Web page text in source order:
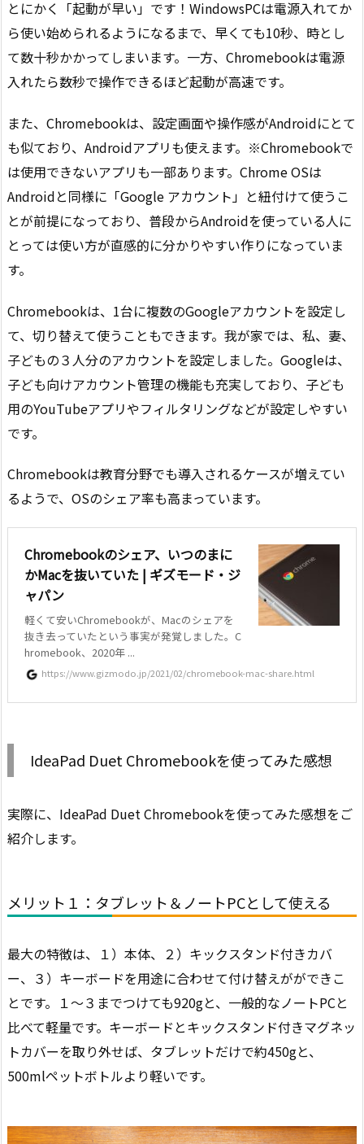
とにかく「起動が早い」です！WindowsPCは電源入れてか
ら使い始められるようになるまで、早くても10秒、時とし
て数十秒かかってしまいます。一方、Chromebookは電源
入れたら数秒で操作できるほど起動が高速です。
また、Chromebookは、設定画面や操作感がAndroidにとて
も似ており、Androidアプリも使えます。※Chromebookで
は使用できないアプリも一部あります。Chrome OSは
Androidと同様に「Google アカウント」と紐付けて使うこ
とが前提になっており、普段からAndroidを使っている人に
とっては使い方が直感的に分かりやすい作りになっていま
す。
Chromebookは、1台に複数のGoogleアカウントを設定し
て、切り替えて使うこともできます。我が家では、私、妻、
子どもの３人分のアカウントを設定しました。Googleは、
子ども向けアカウント管理の機能も充実しており、子ども
用のYouTubeアプリやフィルタリングなどが設定しやすい
です。
Chromebookは教育分野でも導入されるケースが増えてい
るようで、OSのシェア率も高まっています。
Chromebookのシェア、いつのまに
かMacを抜いていた | ギズモード・ジ
ャパン
軽くて安いChromebookが、Macのシェアを
抜き去っていたという事実が発覚しました。C
hromebook、2020年 ...
https://www.gizmodo.jp/2021/02/chromebook-mac-share.html
IdeaPad Duet Chromebookを使ってみた感想
実際に、IdeaPad Duet Chromebookを使ってみた感想をご
紹介します。
メリット１：タブレット＆ノートPCとして使える
最大の特徴は、１）本体、２）キックスタンド付きカバ
ー、３）キーボードを用途に合わせて付け替えがができこ
とです。１～３までつけても920gと、一般的なノートPCと
比べて軽量です。キーボードとキックスタンド付きマグネッ
トカバーを取り外せば、タブレットだけで約450gと、
500mlペットボトルより軽いです。